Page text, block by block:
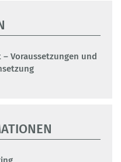
Voraussetzungen und